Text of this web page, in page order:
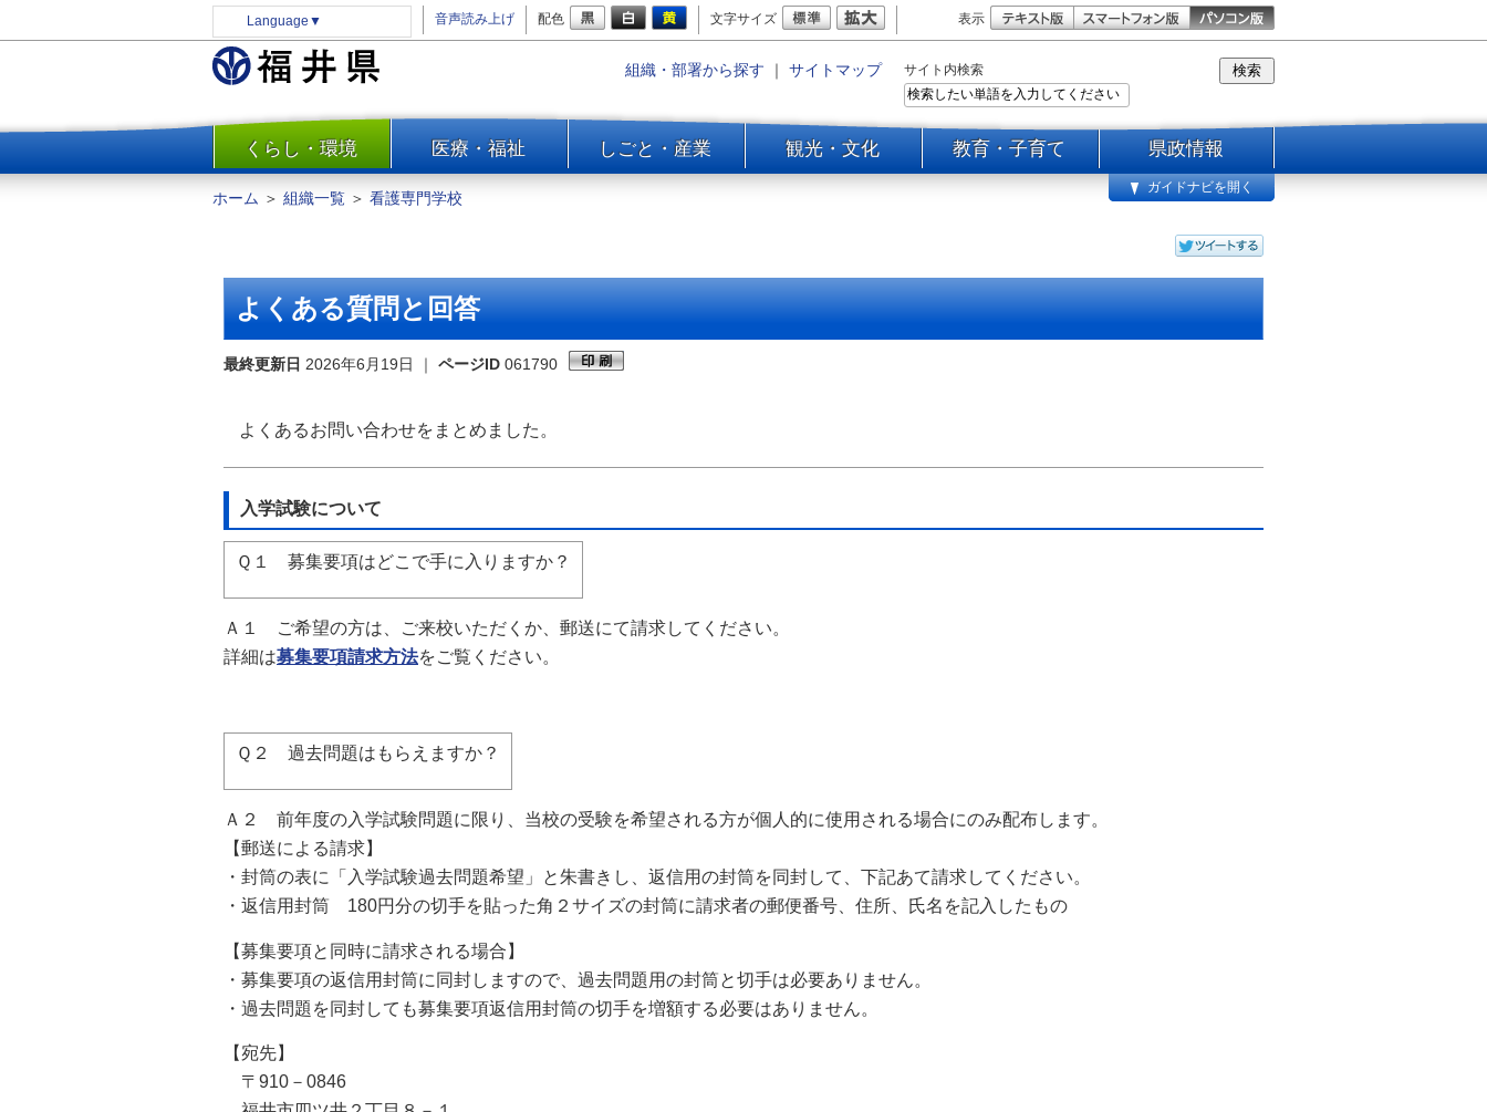
Language ▼ 音声読み上げ 配色 文字サイズ 表示
組織・部署から探す ｜ サイトマップ サイト内検索
一覧
くらし・環境 医療・福祉 しごと・産業 観光・文化 教育・子育て 県政情報
防災
水道・エネルギー
住まい・土地
環境問題・廃棄物対策・リサ
イクル
自然
ホーム ＞ 組織一覧 ＞ 看護専門学校
ガイドナビを開く
よくある質問と回答
最終更新日 2026年6月19日 ｜ ページID 061790
よくあるお問い合わせをまとめました。
入学試験について
Ｑ１ 募集要項はどこで手に入りますか？
Ａ１
ご希望の方は、ご来校いただくか、郵送にて請求してください。
詳細は募集要項請求方法をご覧ください。
Ｑ２ 過去問題はもらえますか？
Ａ２
前年度の入学試験問題に限り、当校の受験を希望される方が個人的に使用される場合にのみ配布します。
【郵送による請求】
・封筒の表に「入学試験過去問題希望」と朱書きし、返信用の封筒を同封して、下記あて請求してください。
・返信用封筒 180円分の切手を貼った角２サイズの封筒に請求者の郵便番号、住所、氏名を記入したもの
【募集要項と同時に請求される場合】
・募集要項の返信用封筒に同封しますので、過去問題用の封筒と切手は必要ありません。
・過去問題を同封しても募集要項返信用封筒の切手を増額する必要はありません。
【宛先】
〒910－0846